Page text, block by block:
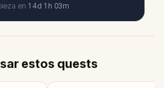
en 14d 1 h 03m
estos quests